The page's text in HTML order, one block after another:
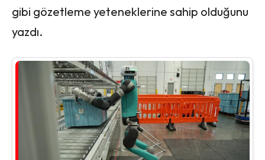
gibi gözetleme yeteneklerine sahip olduğunu
yazdı.